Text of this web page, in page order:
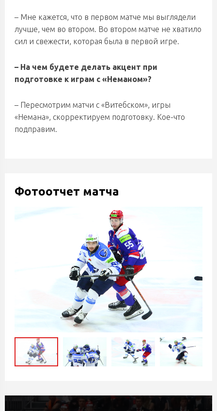
– Мне кажется, что в первом матче мы выглядели
лучше, чем во втором. Во втором матче не хватило
сил и свежести, которая была в первой игре.
– На чем будете делать акцент при
подготовке к играм с «Неманом»?
– Пересмотрим матчи с «Витебском», игры
«Немана», скорректируем подготовку. Кое-что
подправим.
Фотоотчет матча